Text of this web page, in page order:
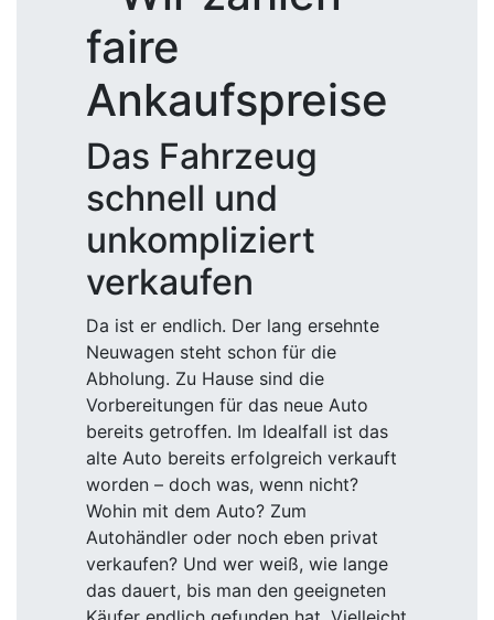
Neuwagen steht schon für die
Vorbereitungen für das neue Auto
bereits getroffen. Im Idealfall ist das
alte Auto bereits erfolgreich verkauft
worden – doch was, wenn nicht?
Wohin mit dem Auto? Zum
Autohändler oder noch eben privat
verkaufen? Und wer weiß, wie lange
das dauert, bis man den geeigneten
fehlen auch einfach die notwendigen
Kenntnisse, um das Auto selber direkt
zu verkaufen? Machen Sie sich das
Leben nicht unnötig schwer – wir
nehmen Ihnen diese Arbeit gerne mit
unserem Autoankauf ab und finden
einen neuen Käufer. Wir unterstützen
Sie mit unserem Fachwissen durch
qualifiziertes Personal und sind
jederzeit persönlich für Sie erreichbar.
Denn der persönliche Kundenkontakt